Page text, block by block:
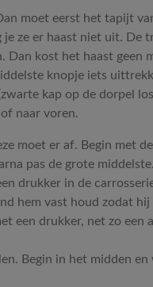
moet eerst het tapijt
ze er haast niet uit. De
Dan kost het haast geen
knopje iets
kap op de dorpel los
naar voren.
moet er af. Begin met de
pas de grote middelste.
drukker in de
hem vast houd zodat
een drukker, net zo een
Begin in het midden en